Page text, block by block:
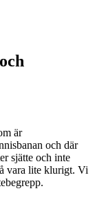
är
och där
sjätte och inte
vara lite klurigt. Vi